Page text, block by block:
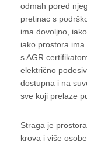
odmah pored
pretinac s
ima dovoljno,
iako prostora
s AGR
električno
dostupna i na
sve koji prelaze
Straga je
krova i više